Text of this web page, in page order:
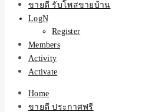
ขายดี รับโพสขายบ้าน
LogN
Register
Members
Activity
Activate
Home
ขายดี ประกาศฟรี